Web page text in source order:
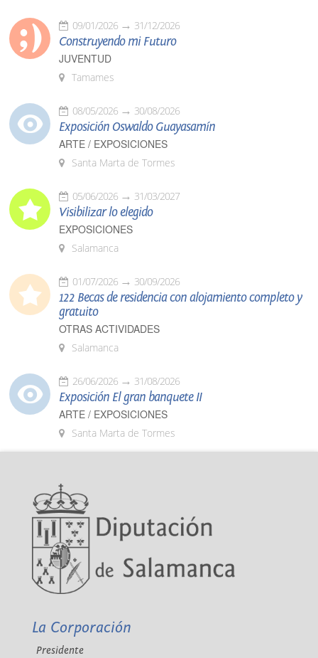
09/01/2026 31/12/2026
Construyendo mi Futuro
JUVENTUD
Tamames
08/05/2026 30/08/2026
Exposición Oswaldo Guayasamín
ARTE / EXPOSICIONES
Santa Marta de Tormes
05/06/2026 31/03/2027
Visibilizar lo elegido
EXPOSICIONES
Salamanca
01/07/2026 30/09/2026
122 Becas de residencia con alojamiento completo y
gratuito
OTRAS ACTIVIDADES
Salamanca
26/06/2026 31/08/2026
Exposición El gran banquete II
ARTE / EXPOSICIONES
Santa Marta de Tormes
La Corporación
Presidente